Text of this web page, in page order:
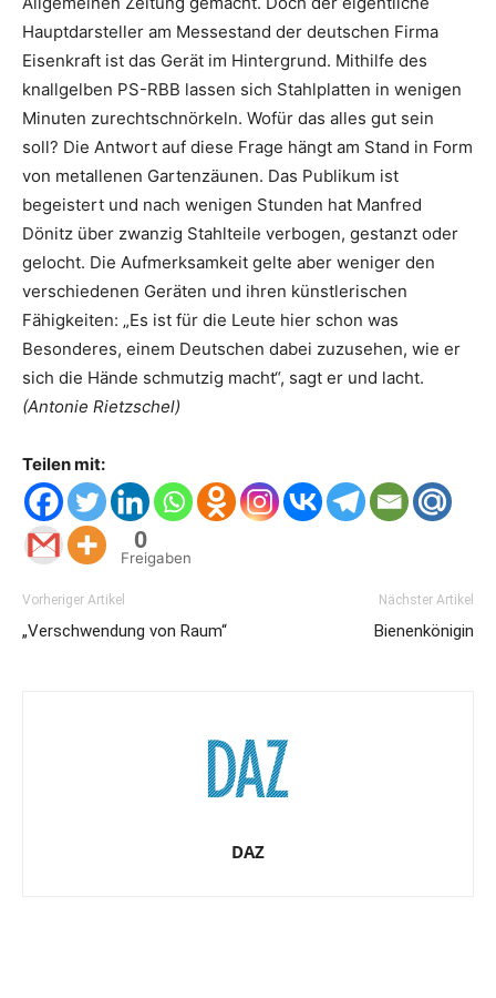
Hauptdarsteller am Messestand der deutschen Firma
Eisenkraft ist das Gerät im Hintergrund. Mithilfe des
knallgelben PS-RBB lassen sich Stahlplatten in wenigen
Minuten zurechtschnörkeln. Wofür das alles gut sein
soll? Die Antwort auf diese Frage hängt am Stand in Form
von metallenen Gartenzäunen. Das Publikum ist
begeistert und nach wenigen Stunden hat Manfred
Dönitz über zwanzig Stahlteile verbogen, gestanzt oder
gelocht. Die Aufmerksamkeit gelte aber weniger den
verschiedenen Geräten und ihren künstlerischen
Fähigkeiten: „Es ist für die Leute hier schon was
Besonderes, einem Deutschen dabei zuzusehen, wie er
sich die Hände schmutzig macht“, sagt er und lacht.
(Antonie Rietzschel)
Teilen mit:
0
Freigaben
Vorheriger Artikel
„Verschwendung von Raum“
Nächster Artikel
Bienenkönigin
DAZ